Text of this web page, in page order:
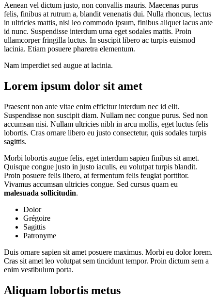
Aenean vel dictum justo, non convallis mauris. Maecenas purus
felis, finibus at rutrum a, blandit venenatis dui. Nulla rhoncus, lectus
in ultricies mattis, nisi leo commodo ipsum, finibus aliquet lacus ante
id nunc. Suspendisse interdum urna eget sodales mattis. Proin
ullamcorper fringilla luctus. In suscipit libero ac turpis euismod
lacinia. Etiam posuere pharetra elementum.
Nam imperdiet sed augue at lacinia.
Lorem ipsum dolor sit amet
Praesent non ante vitae enim efficitur interdum nec id elit.
Suspendisse non suscipit diam. Nullam nec congue purus. Sed non
accumsan nisi. Nullam ultricies nibh in arcu mollis, eget luctus felis
lobortis. Cras ornare libero eu justo consectetur, quis sodales turpis
sagittis.
Morbi lobortis augue felis, eget interdum sapien finibus sit amet.
Quisque congue justo in justo iaculis, eu volutpat turpis blandit.
Proin posuere felis libero, at fermentum felis feugiat porttitor.
Vivamus accumsan ultricies congue. Sed cursus quam eu
malesuada sollicitudin.
Dolor
Grégoire
Sagittis
Patronyme
Duis ornare sapien sit amet posuere maximus. Morbi eu dolor lorem.
Cras sit amet leo volutpat sem tincidunt tempor. Proin dictum sem a
enim vestibulum porta.
Aliquam lobortis metus